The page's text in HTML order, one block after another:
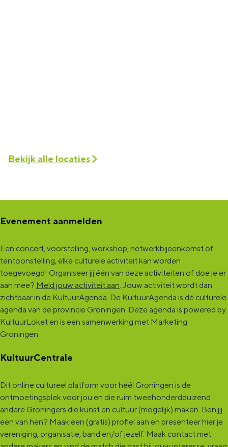
Bekijk alle locaties
Evenement aanmelden
Een concert, voorstelling, workshop, netwerkbijeenkomst of
tentoonstelling, elke culturele activiteit kan worden
toegevoegd! Organiseer jij één van deze activiteiten of doe je er
aan mee? Meld jouw activiteit aan. Jouw activiteit wordt dan
zichtbaar in de KultuurAgenda. De KultuurAgenda is dé culturele
agenda van de provincie Groningen. Deze agenda is powered by
KultuurLoket en is een samenwerking met Marketing
Groningen.
KultuurCentrale
Dit online cultureel platform voor héél Groningen is de
ontmoetingsplek voor jou en die ruim tweehonderdduizend
andere Groningers die kunst en cultuur (mogelijk) maken. Ben jij
een van hen? Maak een (gratis) profiel aan en presenteer hier je
vereniging, organisatie, band en/of jezelf. Maak contact met